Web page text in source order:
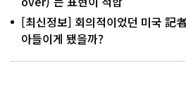
[최신정보] 회의적이었던 미국 記
아들이게 됐을까?